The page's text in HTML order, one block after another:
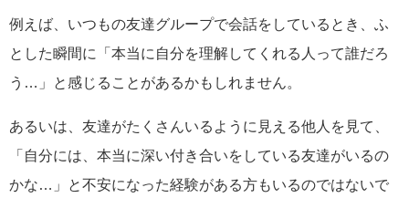
例えば、いつもの友達グループで会話をしているとき、ふ
とした瞬間に「本当に自分を理解してくれる人って誰だろ
う…」と感じることがあるかもしれません。
あるいは、友達がたくさんいるように見える他人を見て、
「自分には、本当に深い付き合いをしている友達がいるの
かな…」と不安になった経験がある方もいるのではないで